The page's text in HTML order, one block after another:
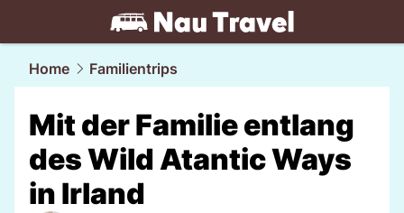
travel.NAU.ch
Home Familientrips
Mit der Familie entlang
des Wild Atantic Ways
in Irland